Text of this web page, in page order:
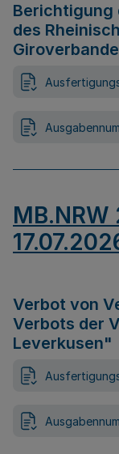
Berichtigung
des
MB.NRW
Verbot von
Verbots der
Leverkusen"